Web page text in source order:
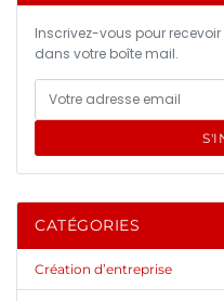
Inscrivez-vous pour
dans votre boîte mail.
CATÉGORIES
Création d’entreprise